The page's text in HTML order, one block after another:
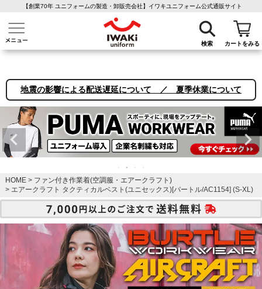
【創業70年 ユニフォームの製造・卸販売会社】イワキユニフォーム公式通販サイト
検索 カートをみる
介護ユニフォーム 作業着・作業服 ファン付き作業着 医療白衣
地震の影響による配送遅延について ／ 夏季休業について
HOME
ファン付き作業着(空調服・エアークラフト)
エアークラフト タクティカルベスト(ユニセックス)[バートル/AC1154] (S-XL)